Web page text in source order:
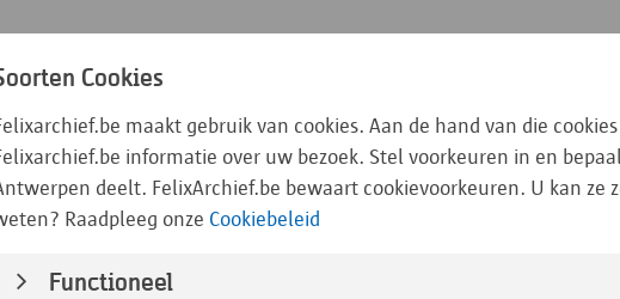
en hoe erin te zoeken
Cookies
maakt gebruik van cookies. Aan de hand van die
informatie over uw bezoek. Stel voorkeuren in en
deelt. FelixArchief.be bewaart cookievoorkeuren. U kan ze
Raadpleeg onze Cookiebeleid
Functioneel